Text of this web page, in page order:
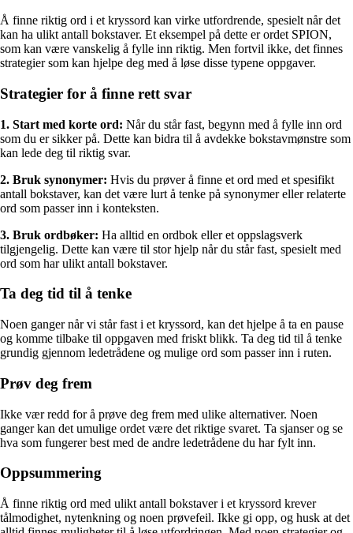
Å finne riktig ord i et kryssord kan virke utfordrende, spesielt når det
kan ha ulikt antall bokstaver. Et eksempel på dette er ordet SPION,
som kan være vanskelig å fylle inn riktig. Men fortvil ikke, det finnes
strategier som kan hjelpe deg med å løse disse typene oppgaver.
Strategier for å finne rett svar
1. Start med korte ord: Når du står fast, begynn med å fylle inn ord
som du er sikker på. Dette kan bidra til å avdekke bokstavmønstre som
kan lede deg til riktig svar.
2. Bruk synonymer: Hvis du prøver å finne et ord med et spesifikt
antall bokstaver, kan det være lurt å tenke på synonymer eller relaterte
ord som passer inn i konteksten.
3. Bruk ordbøker: Ha alltid en ordbok eller et oppslagsverk
tilgjengelig. Dette kan være til stor hjelp når du står fast, spesielt med
ord som har ulikt antall bokstaver.
Ta deg tid til å tenke
Noen ganger når vi står fast i et kryssord, kan det hjelpe å ta en pause
og komme tilbake til oppgaven med friskt blikk. Ta deg tid til å tenke
grundig gjennom ledetrådene og mulige ord som passer inn i ruten.
Prøv deg frem
Ikke vær redd for å prøve deg frem med ulike alternativer. Noen
ganger kan det umulige ordet være det riktige svaret. Ta sjanser og se
hva som fungerer best med de andre ledetrådene du har fylt inn.
Oppsummering
Å finne riktig ord med ulikt antall bokstaver i et kryssord krever
tålmodighet, nytenkning og noen prøvefeil. Ikke gi opp, og husk at det